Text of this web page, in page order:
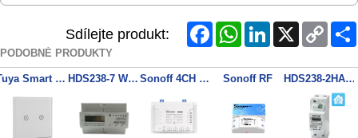
Sdílejte produkt: FacebookWhatsAppLinkedIn
Copy
Link
PODOBNÉ PRODUKTY
Tuya Smart Touch 2 HDS238-7 WiFi Tuya Třífázový elektroměr Sonoff 4CH Pro R3 4 Kanálový WiFI Spínač Sonoff RF HDS238-2HA Home Assistant, SENZORA WiFi jednofázový elektroměr el. meter, 65A, LCD display